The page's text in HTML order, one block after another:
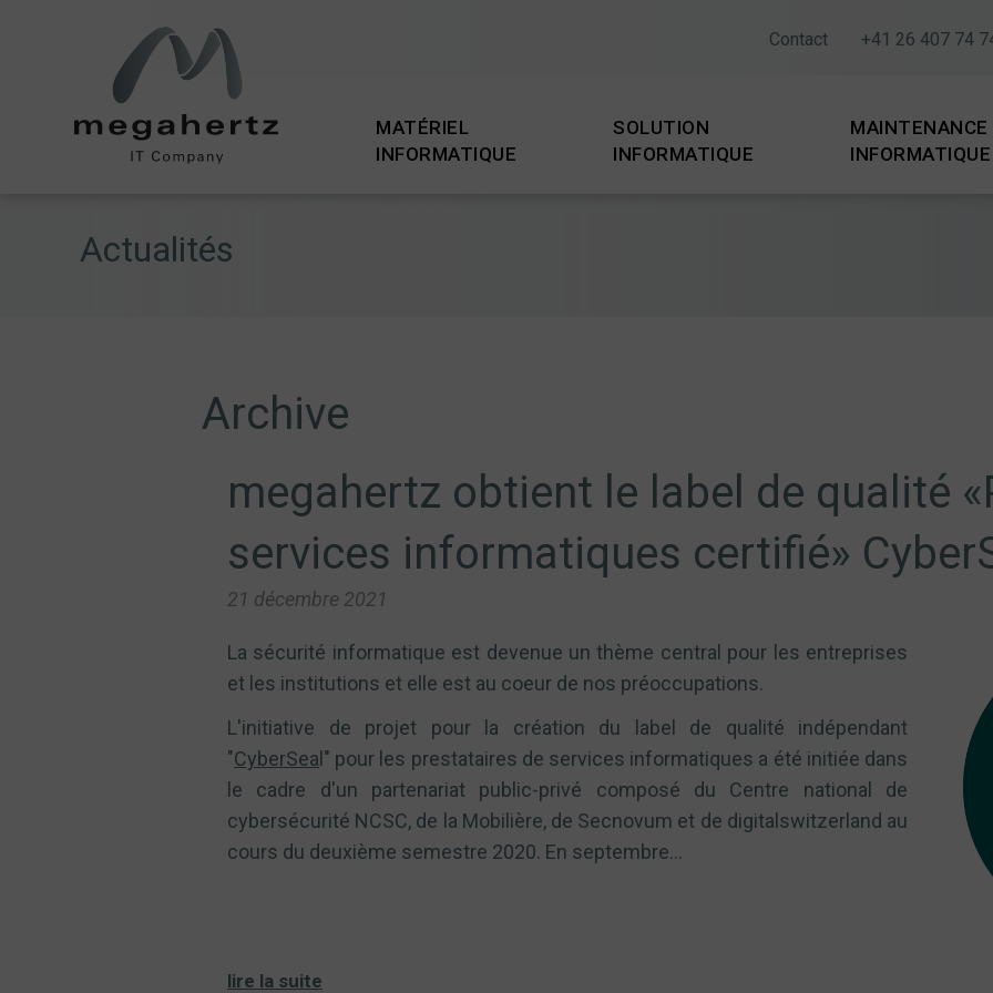
Contact +41 26 407 74
MATÉRIEL
INFORMATIQUE
SOLUTION
INFORMATIQUE
MAINTENANCE
INFORMATIQUE
Actualités
Archive
megahertz obtient le label de qualité
services informatiques certifié»
21 décembre 2021
La sécurité informatique est devenue un thème central pour les entreprises
et les institutions et elle est au coeur de nos préoccupations.
L'initiative de projet pour la création du label de qualité indépendant
"CyberSea l" pour les prestataires de services informatiques a été initiée dans
le cadre d'un partenariat public-privé composé du Centre national de
cybersécurité NCSC, de la Mobilière, de Secnovum et de digitalswitzerland au
cours du deuxième semestre 2020. En septembre...
lire la suite